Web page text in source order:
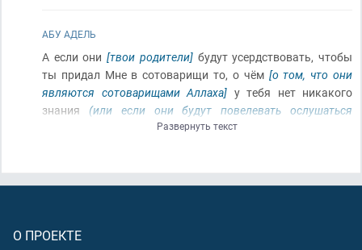
АБУ АДЕЛЬ
А если они[твои родители]будут усердствовать, чтобы
ты придал Мне в сотоварищи то, о чём [о том, что они
являются сотоварищами Аллаха] у тебя нет никакого
знания (или если они будут повелевать ослушаться
, то не повинуйся ты им[обоим родителям]
Развернуть текст
О ПРОЕКТЕ